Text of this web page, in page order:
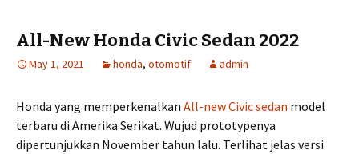
All-New Honda Civic Sedan 2022
May 1, 2021 honda, otomotif admin
Honda yang memperkenalkan All-new Civic sedan model
terbaru di Amerika Serikat. Wujud prototypenya
dipertunjukkan November tahun lalu. Terlihat jelas versi